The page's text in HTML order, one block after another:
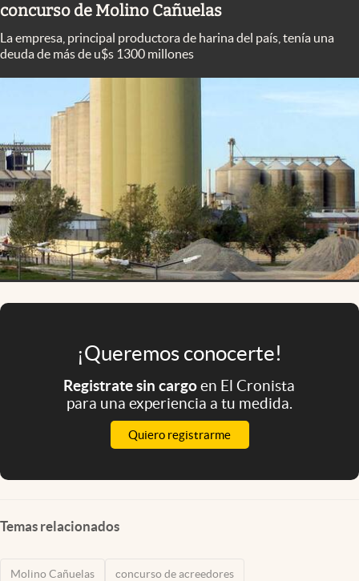
Otras secciones
Apertura
Infotechnology
Clase
Clima
Mundial 2026
Eventos Corporativos
El Cronista Studio
Mediakit
Argentina
concurso de Molino Cañuelas
La empresa, principal productora de harina del país, tenía una
deuda de más de u$s 1300 millones
¡Queremos conocerte!
Registrate sin cargoen El Cronista
para una experiencia a tu medida.
Quiero registrarme
Temas relacionados
Molino Cañuelas concurso de acreedores